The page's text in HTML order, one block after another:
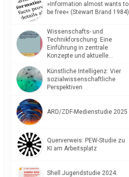
»Information almost wants to
be free« (Stewart Brand 1984)
Wissenschafts- und
Technikforschung: Eine
Einführung in zentrale
Konzepte und aktuelle…
Künstliche Intelligenz: Vier
sozialwissenschaftliche
Perspektiven
ARD/ZDF-Medienstudie 2025
Querverweis: PEW-Studie zu
KI am Arbeitsplatz
Shell Jugendstudie 2024: